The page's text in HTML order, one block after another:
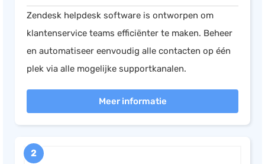
Salarisadministratie
Website
Marketing automation
Support
Chat
Zendesk helpdesk software is ontworpen om
klantenservice teams efficiënter te maken. Beheer
en automatiseer eenvoudig alle contacten op één
plek via alle mogelijke supportkanalen.
Meer informatie
2